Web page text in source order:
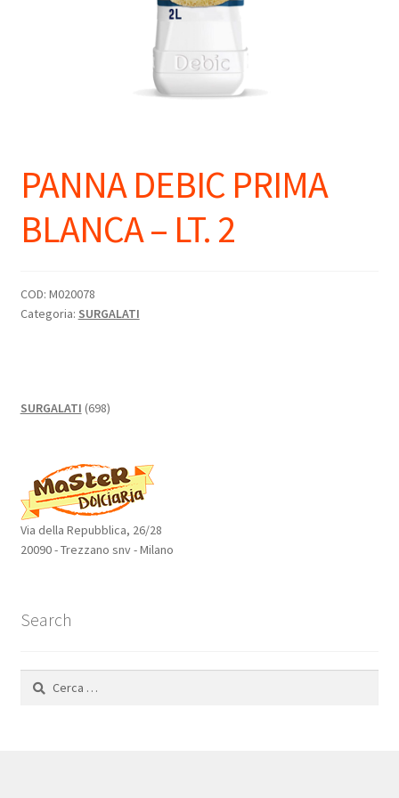
PANNA DEBIC PRIMA
BLANCA – LT. 2
COD: M020078
Categoria: SURGALATI
SURGALATI 698698
Via della Repubblica, 26/28
20090 - Trezzano snv - Milano
Search
Ricerca